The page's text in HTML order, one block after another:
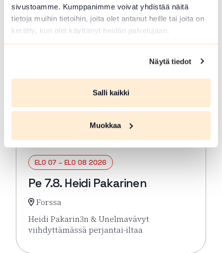
sivustoamme. Kumppanimme voivat yhdistää näitä
tietoja muihin tietoihin, joita olet antanut heille tai joita on
kerätty, kun olet käyttänyt heidän palvelujaan.
Näytä tiedot
Salli kaikki
Muokkaa
Lue lisää tapahtumasta HOLJAT 2026: Lauantai
ELO 07 – ELO 08 2026
Pe 7.8. Heidi Pakarinen
Forssa
Heidi Pakarin3n & Unelmavävyt
viihdyttämässä perjantai-iltaa
Lue lisää tapahtumasta Pe 7.8. Heidi Pakarinen